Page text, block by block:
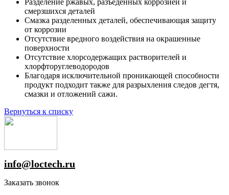
Разделение ржавых, разъеденных коррозией и
смерзшихся деталей
Смазка разделенных деталей, обеспечивающая защиту
от коррозии
Отсутствие вредного воздействия на окрашенные
поверхности
Отсутствие хлорсодержащих растворителей и
хлорфторуглеводородов
Благодаря исключительной проникающей способности
продукт подходит также для разрыхления следов дегтя,
смазки и отложений сажи.
Вернуться к списку
info@loctech.ru
Заказать звонок